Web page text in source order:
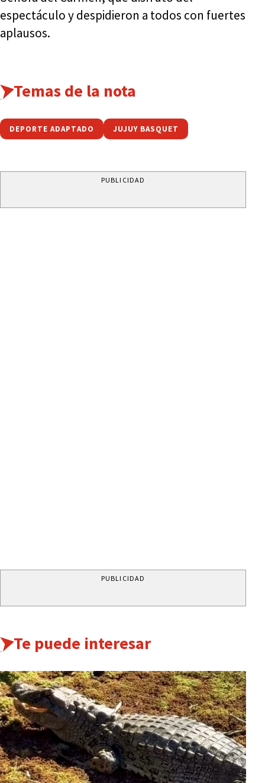
espectáculo y despidieron a todos con fuertes
aplausos.
Temas de la nota
DEPORTE ADAPTADO JUJUY BASQUET
PUBLICIDAD
PUBLICIDAD
Te puede interesar